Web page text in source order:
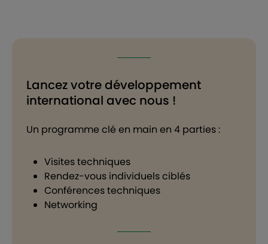
Lancez votre développement
international avec nous !
Un programme clé en main en 4 parties :
Visites techniques
Rendez-vous individuels ciblés
Conférences techniques
Networking